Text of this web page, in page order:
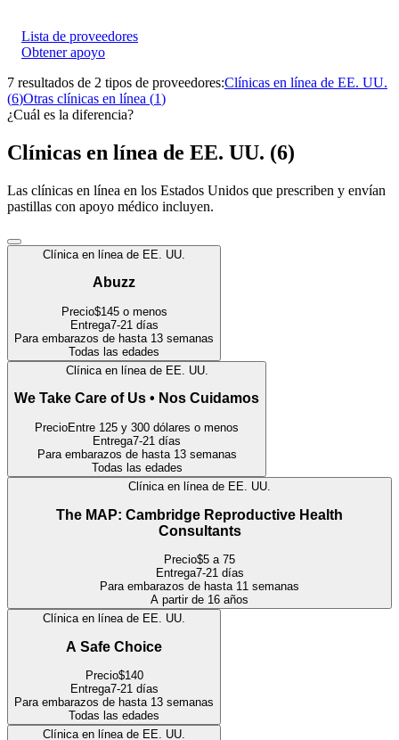
Lista de proveedores
Obtener apoyo
7 resultados de 2 tipos de proveedores:Clínicas en línea de EE. UU.
(6)Otras clínicas en línea (1)
¿Cuál es la diferencia?
Clínicas en línea de EE. UU. (6)
Las clínicas en línea en los Estados Unidos que prescriben y envían
pastillas con apoyo médico incluyen.
Clínica en línea de EE. UU.
Abuzz
Precio$145 o menos
Entrega7-21 días
Para embarazos de hasta 13 semanas
Todas las edades
Clínica en línea de EE. UU.
We Take Care of Us • Nos Cuidamos
PrecioEntre 125 y 300 dólares o menos
Entrega7-21 días
Para embarazos de hasta 13 semanas
Todas las edades
Clínica en línea de EE. UU.
The MAP: Cambridge Reproductive Health
Consultants
Precio$5 a 75
Entrega7-21 días
Para embarazos de hasta 11 semanas
A partir de 16 años
Clínica en línea de EE. UU.
A Safe Choice
Precio$140
Entrega7-21 días
Para embarazos de hasta 13 semanas
Todas las edades
Clínica en línea de EE. UU.